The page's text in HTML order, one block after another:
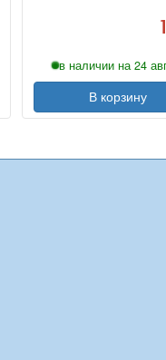
в наличии на 24
В корзину